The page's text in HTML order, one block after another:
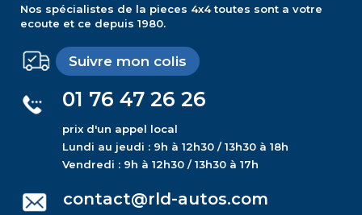
Nos spécialistes de la pieces 4x4 toutes sont a votre
ecoute et ce depuis 1980.
Suivre mon colis
01 76 47 26 26
prix d'un appel local
Lundi au jeudi : 9h à 12h30 / 13h30 à 18h
Vendredi : 9h à 12h30 / 13h30 à 17h
contact@rld-autos.com